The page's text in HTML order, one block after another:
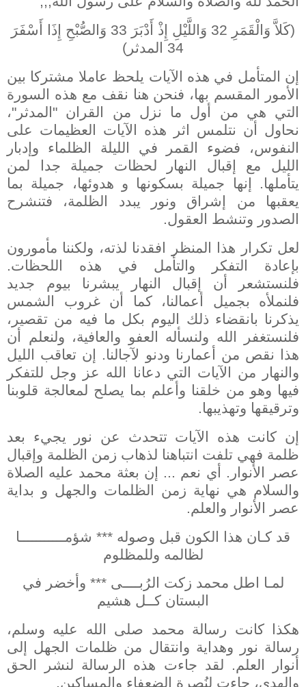
(كَلاَّ وَالْقَمَرِ 32 وَاللَّيْلِ إِذْ أَدْبَرَ 33 وَالصُّبْحِ إِذَا أَسْفَرَ
34 المدثر)
إن المتأمل في هذه الآيات يلحظ عاملا مشتركا بين
الأمور المقسم بها، فنحن هنا نقف مع هذه السورة
التي هي من أول ما نزل من القران "المدثر"،
نحاول أن نتلمس اثر هذه الآيات العظيمات على
النفوس، فضوء القمر في الليلة الظلماء وإدبار
الليل مع إقبال النهار لحظات جميلة جدا لمن
يتأملها. إنها جميلة بسكونها و هدوئها، جميلة بما
يعقبها من إشراق ونور يبدد الظلمة، فتنشرح
الصدور وتنشط العقول.
لعل تكرار هذا المنظر افقدنا لذته، ولكننا مأمورون
بإعادة التفكر والتأمل في هذه اللحظات.
فلنستشعر أن إقبال النهار يبشرنا بيوم جديد
فلنملأه بجميل أعمالنا، كما أن غروب الشمس
يذكرنا بانقضاء ذلك اليوم بكل ما فيه من تقصير،
فلنستغفر الله ولنسأله العفو والعافية، ولنعلم أن
هذا نقص من أعمارنا ودنو لآجالنا. إن تعاقب الليل
والنهار من الآيات التي دعانا الله عز وجل للتفكر
فيها وهو من خلقنا وأعلم بما يصلح لمعالجة قلوبنا
وترقيقها وتهذيبها.
إن كانت هذه الآيات تتحدث عن نور يجيء بعد
ظلمة فهي تلفت انتباهنا لذهاب زمن الظلمة وإقبال
عصر الأنوار. أي نعم ... إن بعثة محمد عليه الصلاة
والسلام هي نهاية زمن الظلمات والجهل و بداية
عصر الأنوار والعلم.
قد كـان هذا الكون قبل وصوله *** شؤمـــــــــــا
لظالمه وللمظلوم
لمـا اطل محمد زكت الرُبــــى *** وأخضر في
البستان كــل هشيم
هكذا كانت رسالة محمد صلى الله عليه وسلم،
رسالة نور وهداية وانتقال من ظلمات الجهل إلى
أنوار العلم. لقد جاءت هذه الرسالة لنشر الحق
والهدى، جاءت لنُصرة الضعفاء والمساكين.